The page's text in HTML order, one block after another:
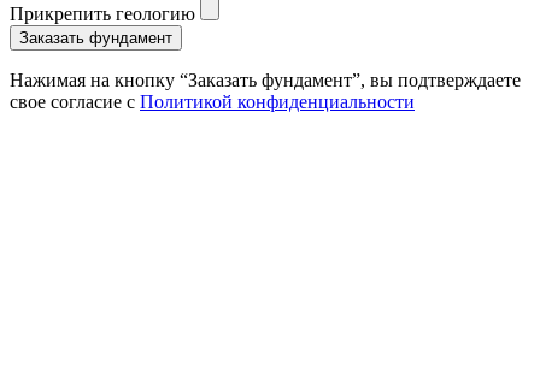
Прикрепить геологию
Нажимая на кнопку “Заказать фундамент”, вы подтверждаете
свое согласие с Политикой конфиденциальности